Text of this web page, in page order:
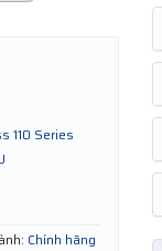
110 Series
Chính hãng